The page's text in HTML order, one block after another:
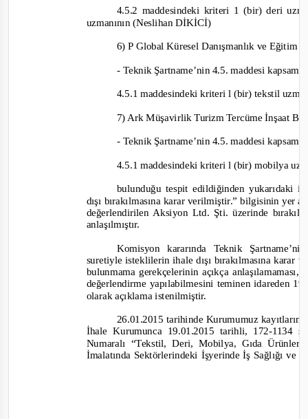
4.5.2 maddesindeki kriteri 1 (bir) deri
uzmanının (Neslihan DİKİCİ)
6) P Global Küresel Danışmanlık ve
- Teknik Şartname’nin 4.5. maddesi
4.5.1 maddesindeki kriteri l (bir) tekstil
7) Ark Müşavirlik Turizm Tercüme İnşaat
- Teknik Şartname’nin 4.5. maddesi
4.5.1 maddesindeki kriteri l (bir) mobilya
bulunduğu tespit edildiğinden
dışı bırakılmasına karar verilmiştir.”bilgisinin yer
değerlendirilen Aksiyon Ltd. Şti. üzerinde
anlaşılmıştır.
Komisyon kararında Teknik
suretiyle isteklilerin ihale dışı bırakılmasına karar
bulunmama gerekçelerinin açıkça
değerlendirme yapılabilmesini teminen idareden
olarak açıklama istenilmiştir.
26.01.2015 tarihinde Kurumumuz
İhale Kurumunca 19.01.2015 tarihli, 172-1134
Numaralı “Tekstil, Deri, Mobilya, Gıda
İmalatında Sektörlerindeki İşyerinde İş Sağlığı